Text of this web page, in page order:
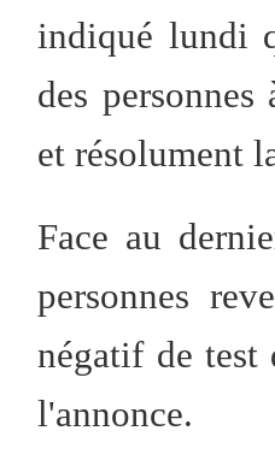
indiqué lundi
des
et résolument
Face au
personnes
négatif de test
l'annonce.